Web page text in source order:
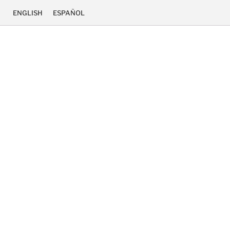
ENGLISH ESPAÑOL